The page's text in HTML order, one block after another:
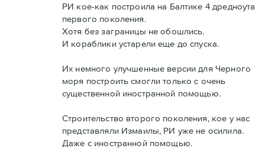
РИ кое-как построила на Балтике 4 дредноута
первого поколения.
Хотя без заграницы не обошлись.
И кораблики устарели еще до спуска.
Их немного улучшенные версии для Черного
моря построить смогли только с очень
существенной иностранной помощью.
Строительство второго поколения, кое у нас
представляли Измаилы, РИ уже не осилила.
Даже с иностранной помощью.